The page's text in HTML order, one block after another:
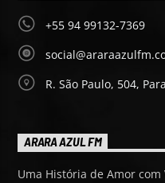
+55 94 99132-7369
R. São Paulo, 504,
ARARA AZUL FM
Uma História de Amor com